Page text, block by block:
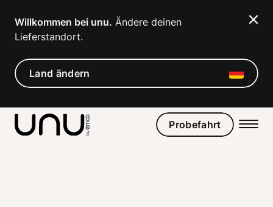
Willkommen bei unu. Ändere deinen
Lieferstandort.
Land ändern
Probefahrt